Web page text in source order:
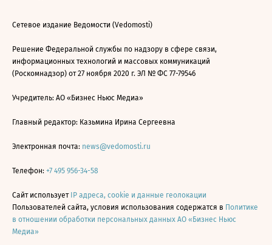
Сетевое издание Ведомости (Vedomosti)
Решение Федеральной службы по надзору в сфере связи,
информационных технологий и массовых коммуникаций
(Роскомнадзор) от 27 ноября 2020 г. ЭЛ № ФС 77-79546
Учредитель: АО «Бизнес Ньюс Медиа»
Главный редактор: Казьмина Ирина Сергеевна
Электронная почта: news@vedomosti.ru
Телефон: +7 495 956-34-58
Сайт использует IP адреса, cookie и данные геолокации
Пользователей сайта, условия использования содержатся в Политике
в отношении обработки персональных данных АО «Бизнес Ньюс
Медиа»